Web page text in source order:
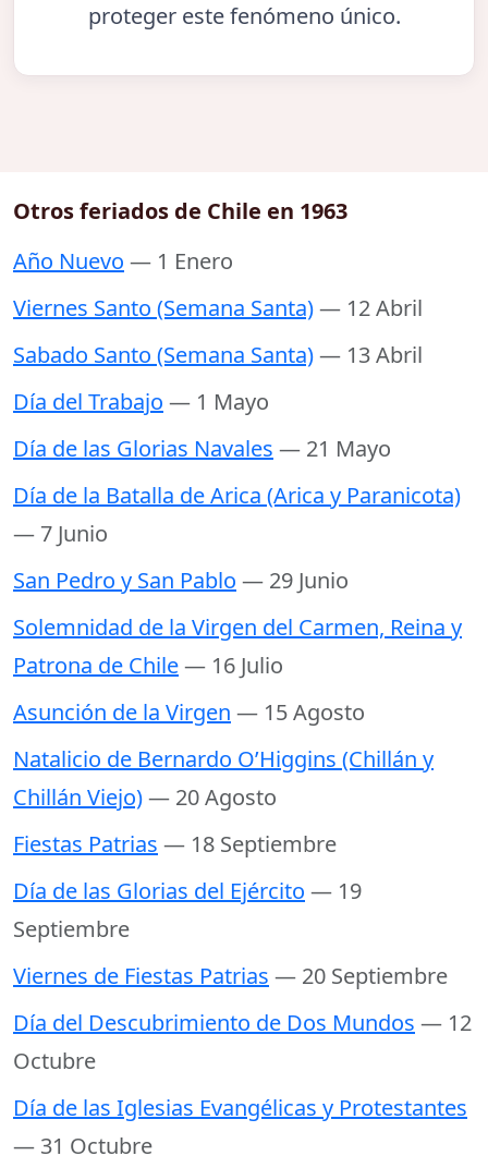
proteger este fenómeno único.
Otros feriados de Chile en 1963
Año Nuevo — 1 Enero
Viernes Santo (Semana Santa)— 12 Abril
Sabado Santo (Semana Santa)— 13 Abril
Día del Trabajo — 1 Mayo
Día de las Glorias Navales — 21 Mayo
Día de la Batalla de Arica (Arica y Paranicota)
— 7 Junio
San Pedro y San Pablo — 29 Junio
Solemnidad de la Virgen del Carmen, Reina y
Patrona de Chile— 16 Julio
Asunción de la Virgen — 15 Agosto
Natalicio de Bernardo O’Higgins (Chillán y
Chillán Viejo)— 20 Agosto
Fiestas Patrias — 18 Septiembre
Día de las Glorias del Ejército — 19
Septiembre
Viernes de Fiestas Patrias — 20 Septiembre
Día del Descubrimiento de Dos Mundos — 12
Octubre
Día de las Iglesias Evangélicas y Protestantes
— 31 Octubre